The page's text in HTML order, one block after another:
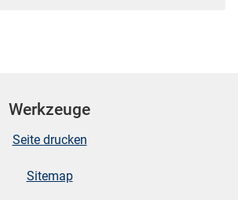
Werkzeuge
Seite drucken
Sitemap